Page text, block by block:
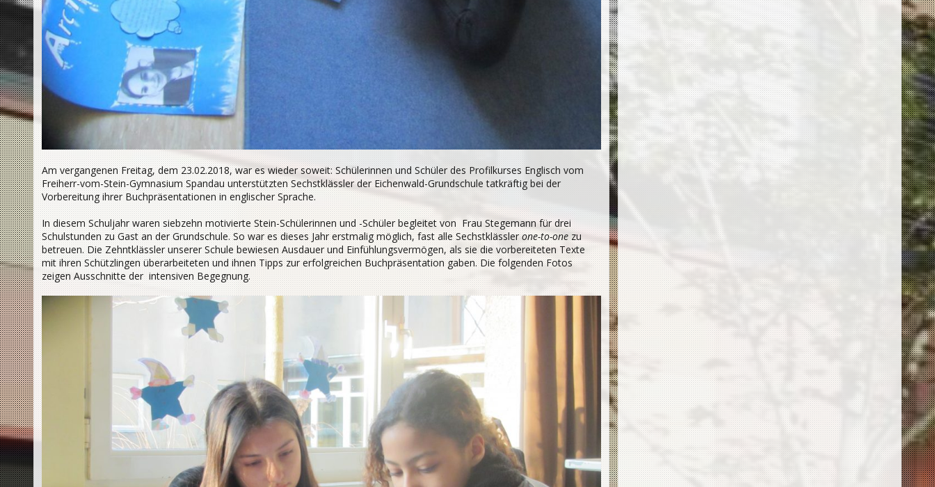
Am vergangenen Freitag, dem 23.02.2018, war es wieder soweit: Schülerinnen und Schüler des Profilkurses Englisch vom
Freiherr-vom-Stein-Gymnasium Spandau unterstützten Sechstklässler der Eichenwald-Grundschule tatkräftig bei der
Vorbereitung ihrer Buchpräsentationen in englischer Sprache.
In diesem Schuljahr waren siebzehn motivierte Stein-Schülerinnen und -Schüler begleitet von Frau Stegemann für drei
Schulstunden zu Gast an der Grundschule. So war es dieses Jahr erstmalig möglich, fast alle Sechstklässlerone-to-one zu
betreuen. Die Zehntklässler unserer Schule bewiesen Ausdauer und Einfühlungsvermögen, als sie die vorbereiteten Texte
mit ihren Schützlingen überarbeiteten und ihnen Tipps zur erfolgreichen Buchpräsentation gaben. Die folgenden Fotos
zeigen Ausschnitte der intensiven Begegnung.